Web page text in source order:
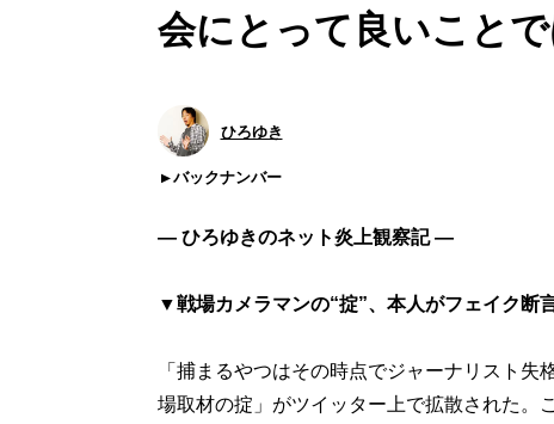
会にとって良いこと
ひろゆき
バックナンバー
― ひろゆきのネット炎上観察記 ―
▼戦場カメラマンの“掟”、本人がフェイク断
「捕まるやつはその時点でジャーナリスト
場取材の掟」がツイッター上で拡散された。